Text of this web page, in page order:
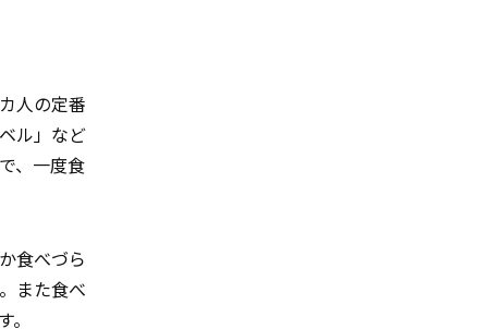
人の定番
ル」など
、一度食
食べづら
また食べ